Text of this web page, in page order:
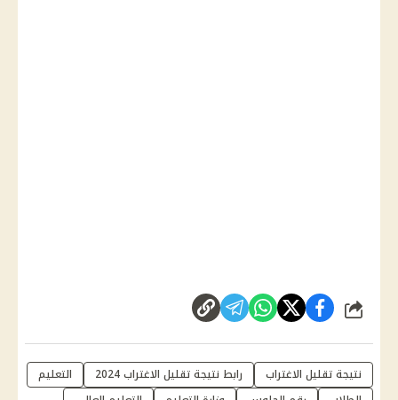
شارك
نتيجة تقليل الاغتراب رابط نتيجة تقليل الاغتراب 2024
التعليم